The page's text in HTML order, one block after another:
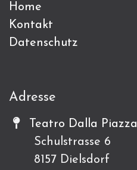
Home
Kontakt
Datenschutz
Adresse
Teatro Dalla Piazza
Schulstrasse 6
8157 Dielsdorf